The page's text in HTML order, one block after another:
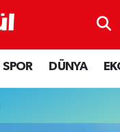
SPOR DÜNYA